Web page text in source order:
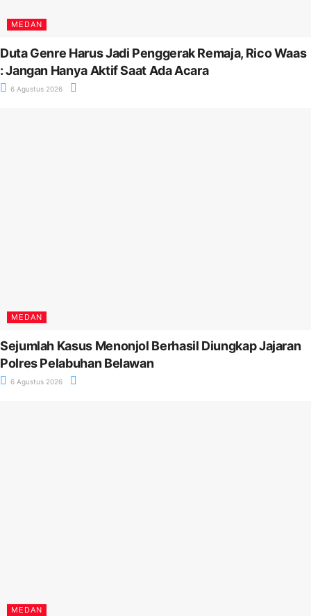
MEDAN
Duta Genre Harus Jadi Penggerak Remaja, Rico Waas
: Jangan Hanya Aktif Saat Ada Acara
6 Agustus 2026
MEDAN
Sejumlah Kasus Menonjol Berhasil Diungkap Jajaran
Polres Pelabuhan Belawan
6 Agustus 2026
MEDAN